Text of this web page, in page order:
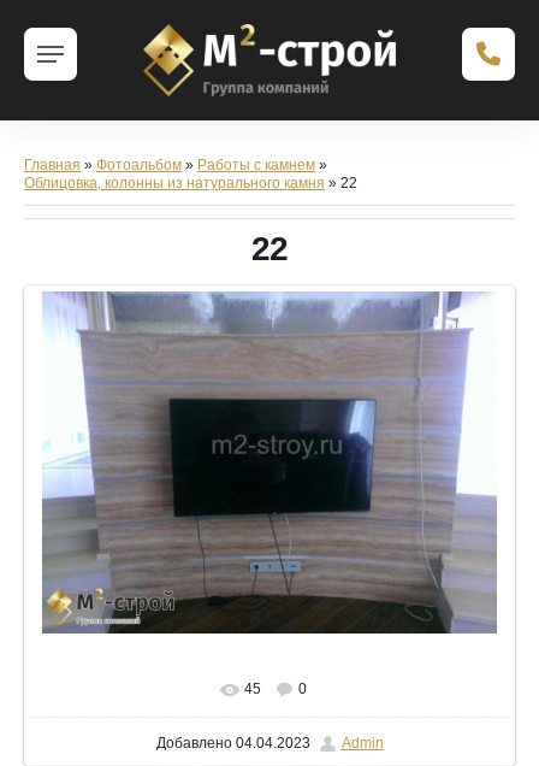
Главная » Фотоальбом » Работы с камнем »
Облицовка, колонны из натурального камня » 22
22
45
0
Добавлено04.04.2023 Admin